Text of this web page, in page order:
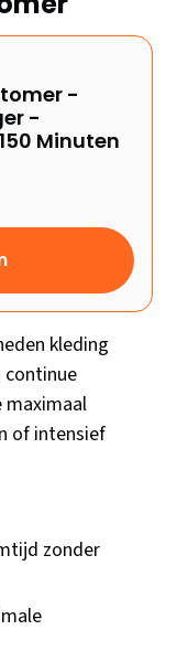
-
-
Minuten
kleding
continue
maximaal
of intensief
zonder